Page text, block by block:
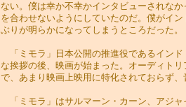
ない。僕は幸か不幸かインタビューされな
を合わせないようにしていたのだ。僕がイ
ぶりが明らかになってしまうところだった。
「ミモラ」日本公開の推進役であるイン
な挨拶の後、映画が始まった。オーディト
で、あまり映画上映用に特化されておらず、
「ミモラ」はサルマーン・カーン、アジャ